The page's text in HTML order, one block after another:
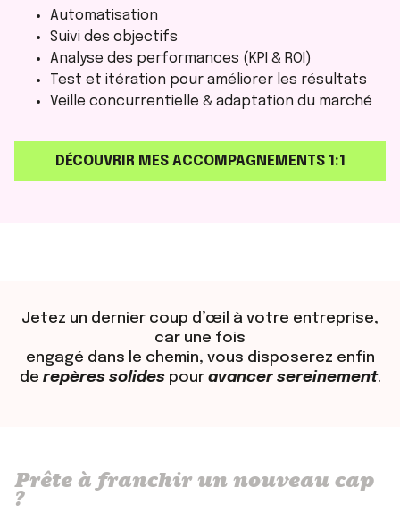
Automatisation
Suivi des objectifs
Analyse des performances (KPI & ROI)
Test et itération pour améliorer les résultats
Veille concurrentielle & adaptation du marché
DÉCOUVRIR MES ACCOMPAGNEMENTS 1:1
Jetez un dernier coup d’œil à votre entreprise,
car une fois
engagé dans le chemin, vous disposerez enfin
de repères solidespour avancer sereinement.
Prête à franchir un nouveau cap
?